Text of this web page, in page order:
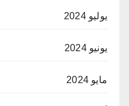
يوليو 2024
يونيو 2024
مايو 2024